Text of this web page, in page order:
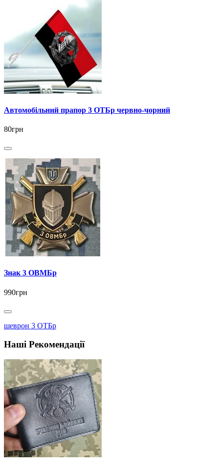
Автомобільний прапор 3 ОТБр червно-чорний
80грн
Знак 3 ОВМБр
990грн
шеврон 3 ОТБр
Наші Рекомендації